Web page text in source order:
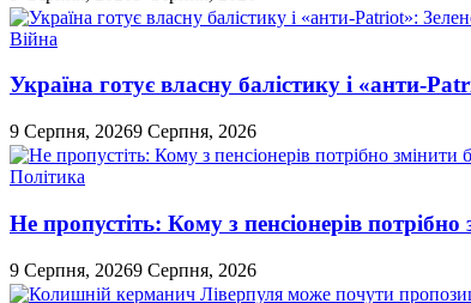
Війна
Україна готує власну балістику і «анти-
9 Серпня, 20269 Серпня, 2026
Політика
Не пропустіть: Кому з пенсіонерів
9 Серпня, 20269 Серпня, 2026